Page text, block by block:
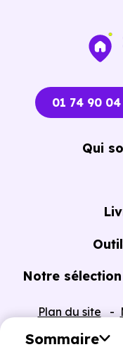
Sommaire
01 74 90
Qui
Guide de
Notre
Plan du site
personnelles